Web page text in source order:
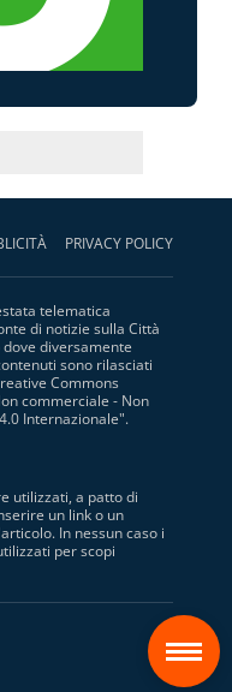
PRIVACY POLICY
telematica
di notizie sulla Città
diversamente
sono rilasciati
Commons
commerciale - Non
Internazionale".
utilizzati, a patto di
un link o un
In nessun caso i
per scopi